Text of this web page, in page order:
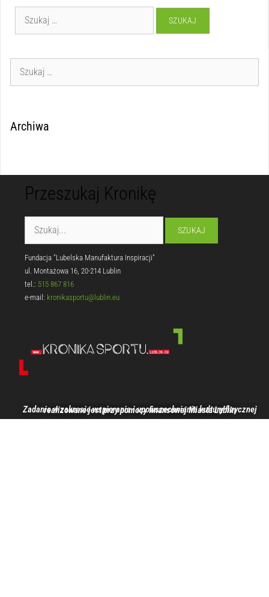
Archiwa
Przeszukaj Kronikę
Fundacja "Lubelska Manufaktura Inspiracji"
ul. Montażowa 16, 20-214 Lublin
tel.: 515 867 816
e-mail: kronikasportu@lublin.eu
Zadanie w zakresie wspierania i upowszechniania kultury fizycznej realizowane jest przy pomocy finansowej Miasta Lublin